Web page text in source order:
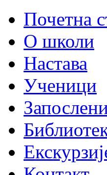
Почетна
О школи
Настава
Ученици